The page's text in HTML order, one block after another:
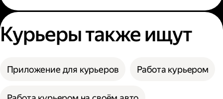
Курьеры также ищут
Приложение для курьеров Работа курьером